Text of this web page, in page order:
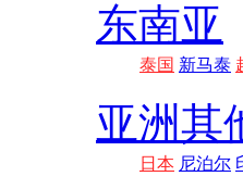
东南亚
泰国 新马泰
亚洲其
日本 尼泊尔